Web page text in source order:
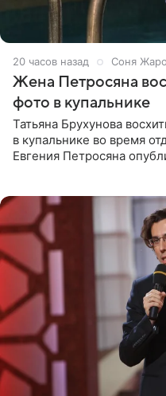
20 часов назад Соня
Жена Петросяна
фото в купальнике
Татьяна Брухунова
в купальнике во время
Евгения Петросяна